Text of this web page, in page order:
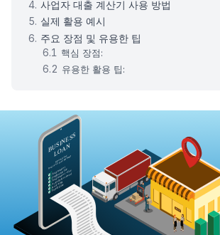
사업자 대출 계산기 사용 방법
실제 활용 예시
주요 장점 및 유용한 팁
핵심 장점:
유용한 활용 팁: